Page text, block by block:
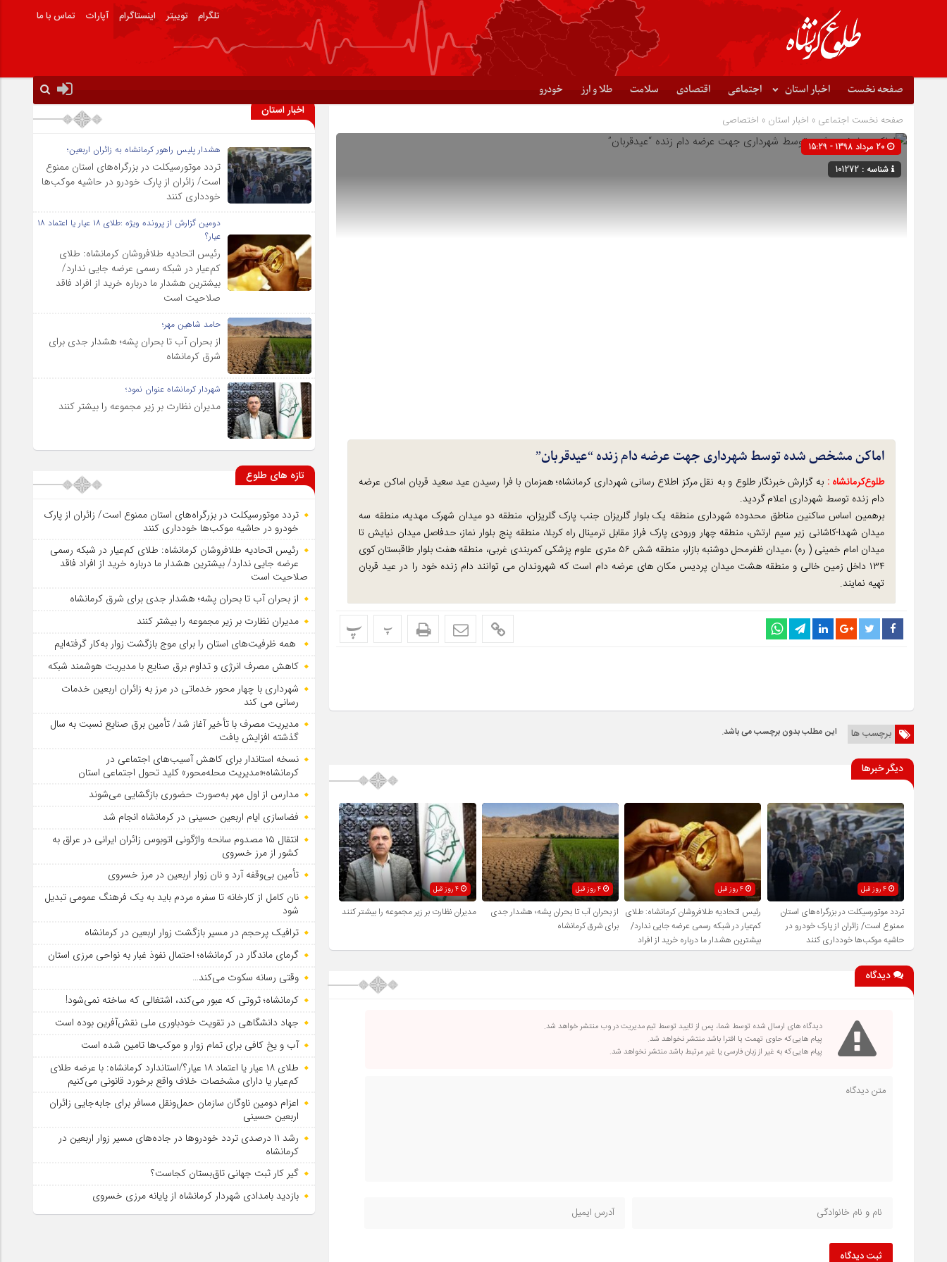
تلگرام توییتر اینستاگرام آپارات تماس با ما
صفحه نخست اخبار استان اجتماعی اقتصادی سلامت طلا و ارز خودرو
صفحه نخست اجتماعی » اخبار استان » اختصاصی
شناسه : 101272
اماکن مشخص شده توسط شهرداری جهت عرضه دام زنده “عیدقربان”
طلوع‌‌کرمانشاه : به گزارش خبرنگار طلوع و به نقل مرکز اطلاع رسانی شهرداری کرمانشاه؛ همزمان با فرا رسیدن عید سعید قربان اماکن عرضه
دام زنده توسط شهرداری اعلام گردید.
برهمین اساس ساکنین مناطق محدوده شهرداری منطقه یک بلوار گلریزان جنب پارک گلریزان، منطقه دو میدان شهرک مهدیه، منطقه سه
میدان شهدا-کاشانی زیر سیم ارتش، منطقه چهار ورودی پارک فراز مقابل ترمینال راه کربلا، منطقه پنج بلوار نماز، حدفاصل میدان نیایش تا
میدان امام خمینی ( ره) ،میدان ظفرمحل دوشنبه بازار، منطقه شش ۵۶ متری علوم پزشکی کمربندی غربی، منطقه هفت بلوار طاقبستان کوی
۱۳۴ داخل زمین خالی و منطقه هشت میدان پردیس مکان های عرضه دام است که شهروندان می توانند دام زنده خود را در عید قربان
تهیه نمایند.
پ پ
برچسب ها این مطلب بدون برچسب می باشد.
دیگر خبرها
4 روز قبل
تردد موتورسیکلت در بزرگراه‌های استان
ممنوع است/ زائران از پارک خودرو در
حاشیه موکب‌ها خودداری کنند
4 روز قبل
رئیس اتحادیه طلافروشان کرمانشاه: طلای
کم‌عیار در شبکه رسمی عرضه جایی ندارد/
بیشترین هشدار ما درباره خرید از افراد
فاقد صلاحیت است
4 روز قبل
از بحران آب تا بحران پشه؛ هشدار جدی
برای شرق کرمانشاه
4 روز قبل
مدیران نظارت بر زیر مجموعه را بیشتر کنند
دیدگاه
دیدگاه های ارسال شده توسط شما، پس از تایید توسط تیم مدیریت در وب منتشر خواهد شد.
پیام هایی که حاوی تهمت یا افترا باشد منتشر نخواهد شد.
پیام هایی که به غیر از زبان فارسی یا غیر مرتبط باشد منتشر نخواهد شد.
ثبت دیدگاه
اخبار استان
هشدار پلیس راهور کرمانشاه به زائران اربعین؛
تردد موتورسیکلت در بزرگراه‌های استان ممنوع
است/ زائران از پارک خودرو در حاشیه موکب‌ها
خودداری کنند
دومین گزارش از پرونده ویژه :طلای ۱۸ عیار یا اعتماد ۱۸
عیار؟
رئیس اتحادیه طلافروشان کرمانشاه: طلای
کم‌عیار در شبکه رسمی عرضه جایی ندارد/
بیشترین هشدار ما درباره خرید از افراد فاقد
صلاحیت است
حامد شاهین مهر؛
از بحران آب تا بحران پشه؛ هشدار جدی برای
شرق کرمانشاه
شهردار کرمانشاه عنوان نمود؛
مدیران نظارت بر زیر مجموعه را بیشتر کنند
تازه های طلوع
تردد موتورسیکلت در بزرگراه‌های استان ممنوع است/ زائران از پارک
خودرو در حاشیه موکب‌ها خودداری کنند
رئیس اتحادیه طلافروشان کرمانشاه: طلای کم‌عیار در شبکه رسمی
عرضه جایی ندارد/ بیشترین هشدار ما درباره خرید از افراد فاقد
صلاحیت است
از بحران آب تا بحران پشه؛ هشدار جدی برای شرق کرمانشاه
مدیران نظارت بر زیر مجموعه را بیشتر کنند
همه ظرفیت‌های استان را برای موج بازگشت زوار به‌کار گرفته‌ایم
کاهش مصرف انرژی و تداوم برق صنایع با مدیریت هوشمند شبکه
شهرداری با چهار محور خدماتی در مرز به زائران اربعین خدمات
رسانی می کند
مدیریت مصرف با تأخیر آغاز شد/ تأمین برق صنایع نسبت به سال
گذشته افزایش یافت
نسخه استاندار برای کاهش آسیب‌های اجتماعی در
کرمانشاه؛«مدیریت محله‌محور» کلید تحول اجتماعی استان
مدارس از اول مهر به‌صورت حضوری بازگشایی می‌شوند
فضاسازی ایام اربعین حسینی در کرمانشاه انجام شد
انتقال ۱۵ مصدوم سانحه واژگونی اتوبوس زائران ایرانی در عراق به
کشور از مرز خسروی
تأمین بی‌وقفه آرد و نان زوار اربعین در مرز خسروی
نان کامل از کارخانه تا سفره مردم باید به یک فرهنگ عمومی تبدیل
شود
ترافیک پرحجم در مسیر بازگشت زوار اربعین در کرمانشاه
گرمای ماندگار در کرمانشاه؛ احتمال نفوذ غبار به نواحی مرزی استان
وقتی رسانه سکوت می‌کند…
کرمانشاه؛ ثروتی که عبور می‌کند، اشتغالی که ساخته نمی‌شود!
جهاد دانشگاهی در تقویت خودباوری ملی نقش‌آفرین بوده است
آب و یخ کافی برای تمام زوار و موکب‌ها تامین شده است
طلای ۱۸ عیار یا اعتماد ۱۸ عیار؟/استاندارد کرمانشاه: با عرضه طلای
کم‌عیار یا دارای مشخصات خلاف واقع برخورد قانونی می‌کنیم
اعزام دومین ناوگان سازمان حمل‌ونقل مسافر برای جابه‌جایی زائران
اربعین حسینی
رشد ۱۱ درصدی تردد خودروها در جاده‌های مسیر زوار اربعین در
کرمانشاه
گیر کار ثبت جهانی تاق‌بستان کجاست؟
بازدید بامدادی شهردار کرمانشاه از پایانه مرزی خسروی